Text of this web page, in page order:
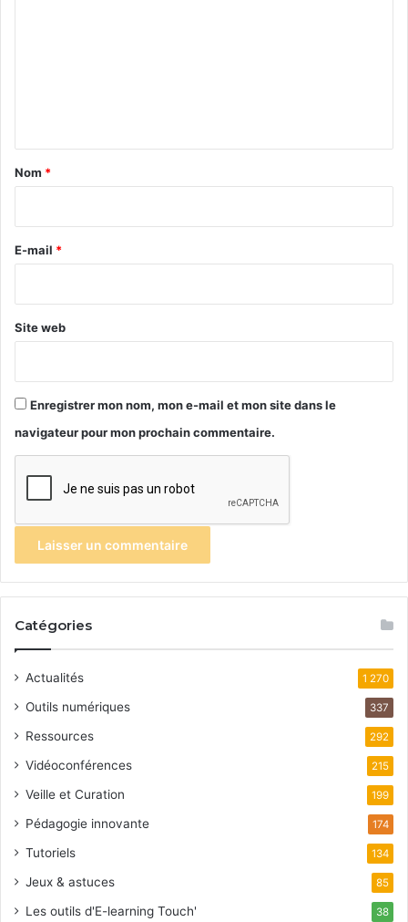
a
e
Nom *
E-mail *
Site web
Enregistrer mon nom, mon e-mail et mon site dans le
navigateur pour mon prochain commentaire.
Catégories
Actualités 1 270
Outils numériques 337
Ressources 292
Vidéoconférences 215
Veille et Curation 199
Pédagogie innovante 174
Tutoriels 134
Jeux & astuces 85
Les outils d'E-learning Touch' 38